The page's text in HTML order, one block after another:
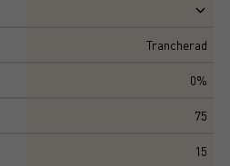
Trancherad
0%
75
15